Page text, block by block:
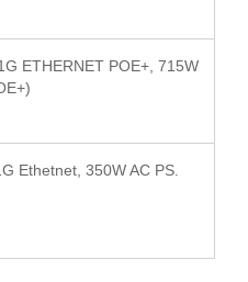
ETHERNET POE+, 715W
Ethetnet, 350W AC PS.